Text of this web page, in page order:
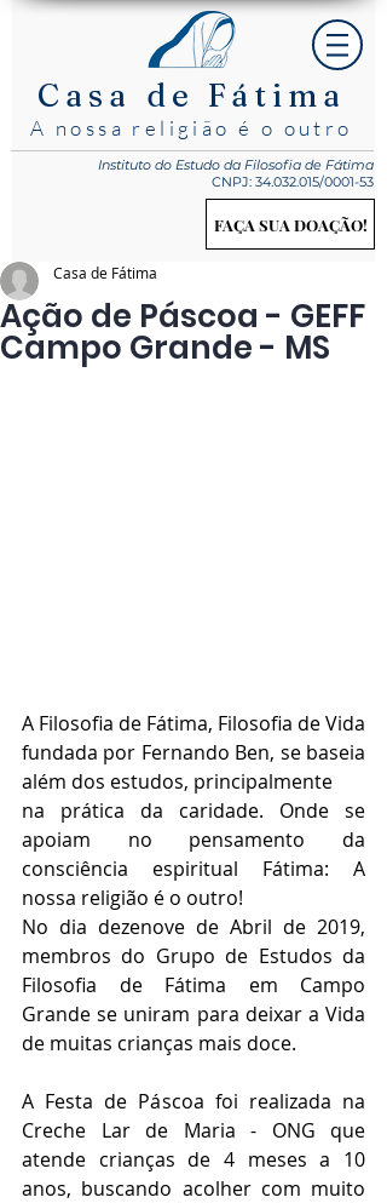
Casa de Fátima
A nossa religião é o outro
Instituto do Estudo da Filosofia de Fátima
CNPJ: 34.032.015/0001-53
FAÇA SUA DOAÇÃO!
Ação de Páscoa - GEFF
Campo Grande - MS
Casa de Fátima
A Filosofia de Fátima, Filosofia de Vida
fundada por Fernando Ben, se baseia
além dos estudos, principalmente
na prática da caridade. Onde se
apoiam no pensamento da
consciência espiritual Fátima: A
nossa religião é o outro!
No dia dezenove de Abril de 2019,
membros do Grupo de Estudos da
Filosofia de Fátima em Campo
Grande se uniram para deixar a Vida
de muitas crianças mais doce.
A Festa de Páscoa foi realizada na
Creche Lar de Maria - ONG que
atende crianças de 4 meses a 10
anos, buscando acolher com muito